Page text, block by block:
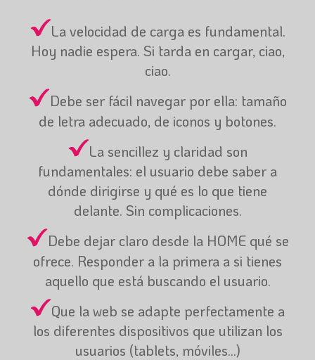
La velocidad de carga es fundamental.
Hoy nadie espera. Si tarda en cargar, ciao,
ciao.
Debe ser fácil navegar por ella: tamaño
de letra adecuado, de iconos y botones.
La sencillez y claridad son
fundamentales: el usuario debe saber a
dónde dirigirse y qué es lo que tiene
delante. Sin complicaciones.
Debe dejar claro desde la HOME qué se
ofrece. Responder a la primera a si tienes
aquello que está buscando el usuario.
Que la web se adapte perfectamente a
los diferentes dispositivos que utilizan los
usuarios (tablets, móviles...)